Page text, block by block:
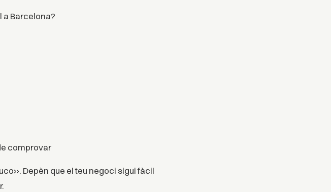
a Barcelona?
comprovar
Depèn que el teu negoci sigui fàcil